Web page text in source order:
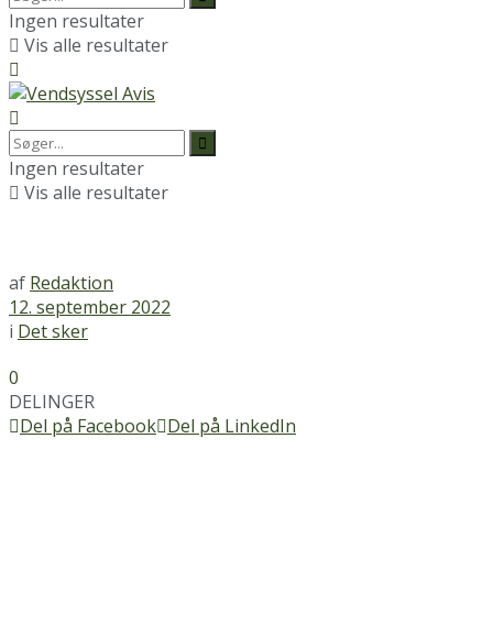
Ingen resultater
Vis alle resultater
Ingen resultater
Vis alle resultater
af Redaktion
12. september 2022
i Det sker
0
DELINGER
Del på Facebook Del på LinkedIn